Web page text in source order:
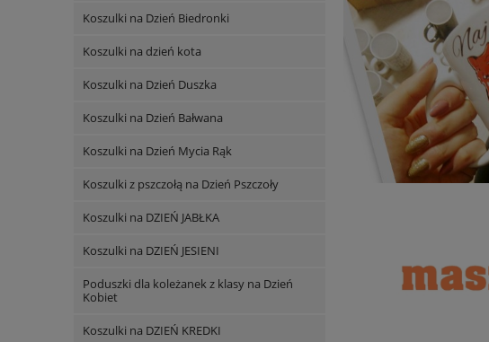
Koszulki na Dzień Biedronki
Koszulki na dzień kota
Koszulki na Dzień Duszka
Koszulki na Dzień Bałwana
Koszulki na Dzień Mycia Rąk
Koszulki z pszczołą na Dzień Pszczoły
Koszulki na DZIEŃ JABŁKA
Koszulki na DZIEŃ JESIENI
Poduszki dla koleżanek z klasy na Dzień
Kobiet
Koszulki na DZIEŃ KREDKI